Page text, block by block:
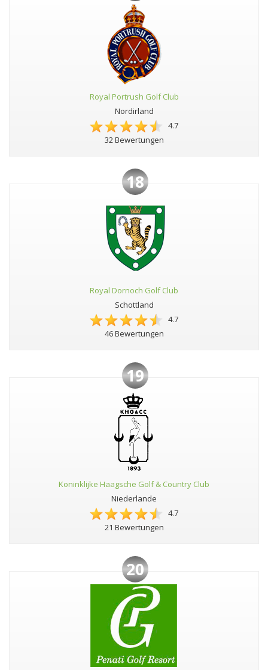
Royal Portrush Golf Club
Nordirland
4.7
32 Bewertungen
18
Royal Dornoch Golf Club
Schottland
4.7
46 Bewertungen
19
Koninklijke Haagsche Golf & Country Club
Niederlande
4.7
21 Bewertungen
20